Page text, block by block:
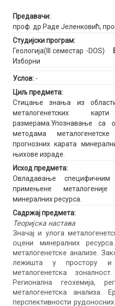
Предавачи:
проф. др Раде Јеленковић,
Студијски програм:
Геологија(III семестар -DOS)
Изборни
Услов: -
Циљ предмета:
Стицање знања из
металогенетских
размерама.Упознавање са
методама
прогнозних карата
њихове израде.
Исход предмета:
Овладавање
примењене
минералних ресурса.
Садржај предмета:
Теоријска настава
Значај и улога
оцени минералних
металогенетске анализе.
лежишта у простору и
металогенетска
Регионална геохемија,
металогенетска анализа.
перспективности